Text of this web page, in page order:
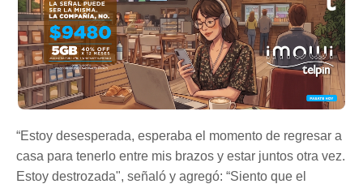
“Estoy desesperada, esperaba el momento de regresar a
casa para tenerlo entre mis brazos y estar juntos otra vez.
Estoy destrozada", señaló y agregó: “Siento que el